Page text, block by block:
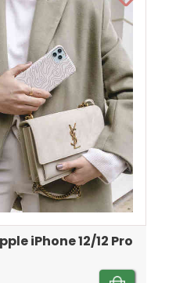
iPhone 12/12 Pro